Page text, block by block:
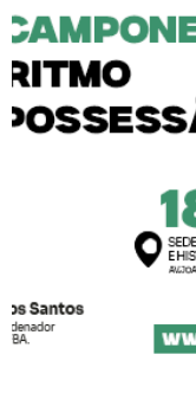
10 de nov. de
Livro 'Cartas
Almeida, será
sede do IGHB